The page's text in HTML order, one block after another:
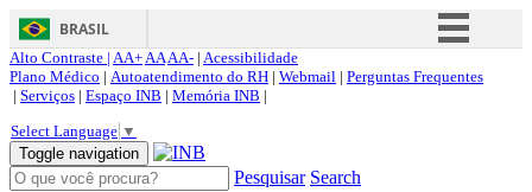
BRASIL
Simplifique!
Acesso à informação
Alto Contraste | AA+AAAA- | Acessibilidade
Plano Médico | Autoatendimento do RH | Webmail | Perguntas Frequentes
| Serviços | Espaço INB | Memória INB |
Select Language ▼
Toggle navigation
Pesquisar Search